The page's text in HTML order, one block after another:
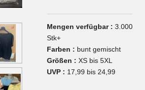
Mengen verfügbar : 3.000
Stk+
Farben : bunt gemischt
Größen : XS bis 5XL
UVP : 17,99 bis 24,99